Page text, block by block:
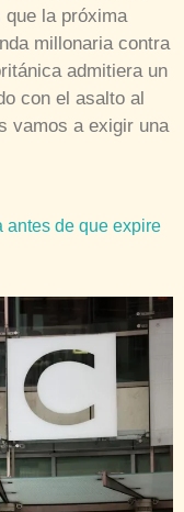
que la próxima
millonaria contra
admitiera un
con el asalto al
vamos a exigir una
antes de que expire